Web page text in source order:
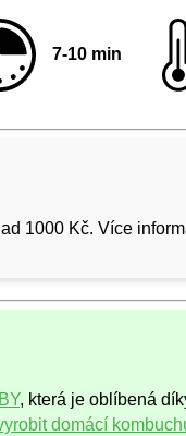
7-10 min
1000 Kč. Více
, která je oblíbená
domácí